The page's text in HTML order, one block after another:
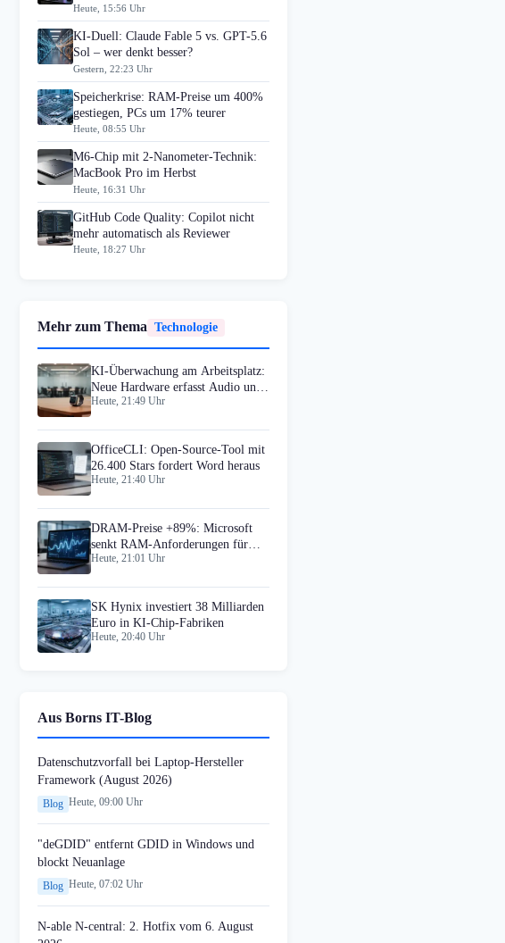
Heute, 15:56 Uhr
KI-Duell: Claude Fable 5 vs. GPT-5.6
Sol – wer denkt besser?
Gestern, 22:23 Uhr
Speicherkrise: RAM-Preise um 400%
gestiegen, PCs um 17% teurer
Heute, 08:55 Uhr
M6-Chip mit 2-Nanometer-Technik:
MacBook Pro im Herbst
Heute, 16:31 Uhr
GitHub Code Quality: Copilot nicht
mehr automatisch als Reviewer
Heute, 18:27 Uhr
Mehr zum Thema Technologie
KI-Überwachung am Arbeitsplatz:
Neue Hardware erfasst Audio und
Video
Heute, 21:49 Uhr
OfficeCLI: Open-Source-Tool mit
26.400 Stars fordert Word heraus
Heute, 21:40 Uhr
DRAM-Preise +89%: Microsoft
senkt RAM-Anforderungen für
Windows 11
Heute, 21:01 Uhr
SK Hynix investiert 38 Milliarden
Euro in KI-Chip-Fabriken
Heute, 20:40 Uhr
Aus Borns IT-Blog
Datenschutzvorfall bei Laptop-Hersteller
Framework (August 2026)
Blog Heute, 09:00 Uhr
"deGDID" entfernt GDID in Windows und
blockt Neuanlage
Blog Heute, 07:02 Uhr
N-able N-central: 2. Hotfix vom 6. August